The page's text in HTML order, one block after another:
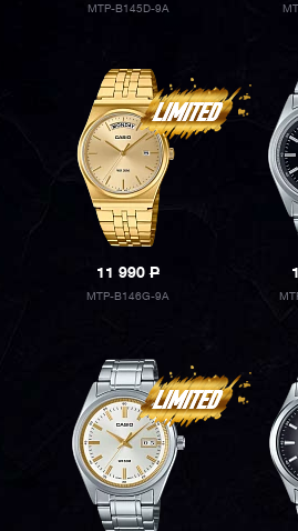
MTP-B145D-9A
11 990P
MTP-B146G-9A